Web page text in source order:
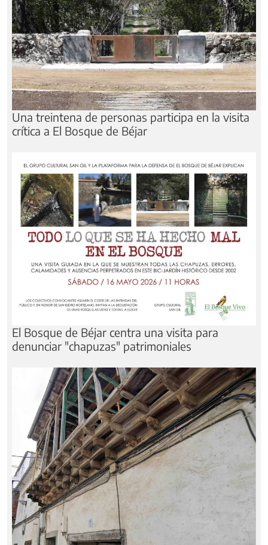
Una treintena de personas participa en la visita
crítica a El Bosque de Béjar
El Bosque de Béjar centra una visita para
denunciar "chapuzas" patrimoniales